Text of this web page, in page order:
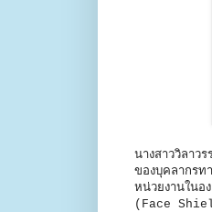
นางสาววิลาว
ของบุคลากรท
หน่วยงานใน
(Face